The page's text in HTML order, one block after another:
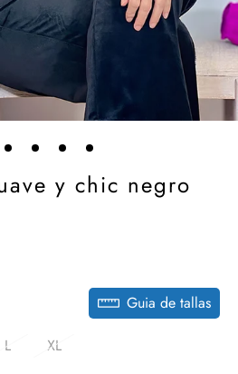
y chic negro
Guia de tallas
L XL